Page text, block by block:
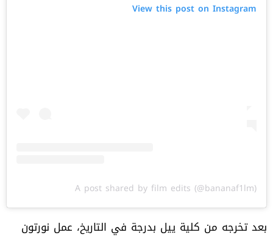
View this post on Instagram
A post shared by film edits (@bananaf1lm)
بعد تخرجه من كلية ييل بدرجة في التاريخ، عمل نورتون